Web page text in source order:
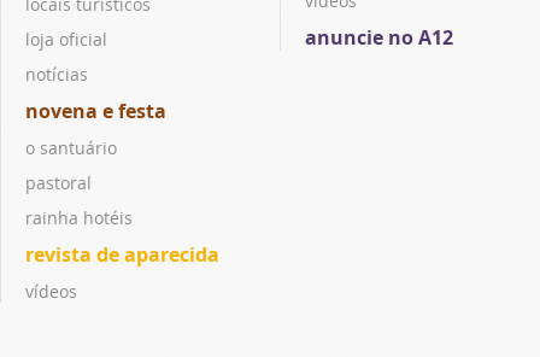
loja oficial
notícias
novena e festa
o santuário
pastoral
rainha hotéis
revista de aparecida
vídeos
anuncie no A12